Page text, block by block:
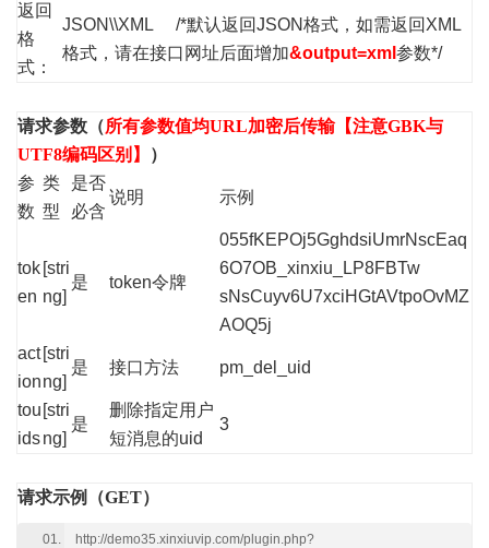
返回
格
式：
JSON\\XML /*默认返回JSON格式，如需返回XML
格式，请在接口网址后面增加&output=xml 参数*/
请求参数（所有参数值均URL加密后传输【注意GBK与
UTF8编码区别】
）
参
数
类
型
是否
必含
说明 示例
tok
en
[stri
ng]
是 token令牌
055fKEPOj5GghdsiUmrNscEaq
6O7OB_xinxiu_LP8FBTw
sNsCuyv6U7xciHGtAVtpoOvMZ
AOQ5j
act
ion
[stri
ng]
是 接口方法 pm_del_uid
tou
ids
[stri
ng]
是
删除指定用户
短消息的uid
3
请求示例（GET）
http://demo35.xinxiuvip.com/plugin.php?